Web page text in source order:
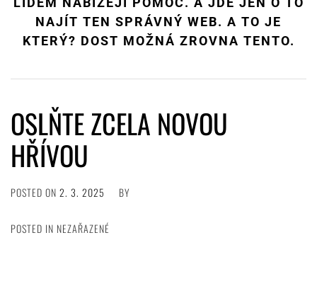
NAJÍT TEN SPRÁVNÝ WEB. A TO JE
KTERÝ? DOST MOŽNÁ ZROVNA TENTO.
OSLŇTE ZCELA NOVOU
HŘÍVOU
POSTED ON 2. 3. 2025 BY
POSTED IN NEZAŘAZENÉ